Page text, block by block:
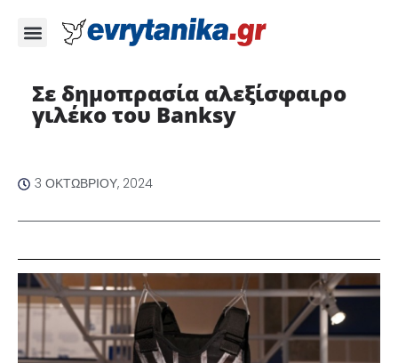
Σε δημοπρασία αλεξίσφαιρο
γιλέκο του Banksy
3 ΟΚΤΩΒΡΊΟΥ, 2024